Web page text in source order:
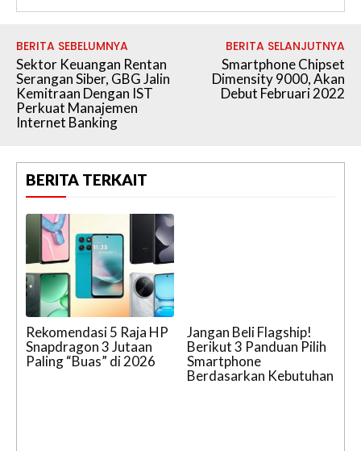
BERITA SEBELUMNYA
Sektor Keuangan Rentan
Serangan Siber, GBG Jalin
Kemitraan Dengan IST
Perkuat Manajemen
Internet Banking
BERITA SELANJUTNYA
Smartphone Chipset
Dimensity 9000, Akan
Debut Februari 2022
BERITA TERKAIT
Rekomendasi 5 Raja HP
Snapdragon 3 Jutaan
Paling “Buas” di 2026
Jangan Beli Flagship!
Berikut 3 Panduan Pilih
Smartphone
Berdasarkan Kebutuhan